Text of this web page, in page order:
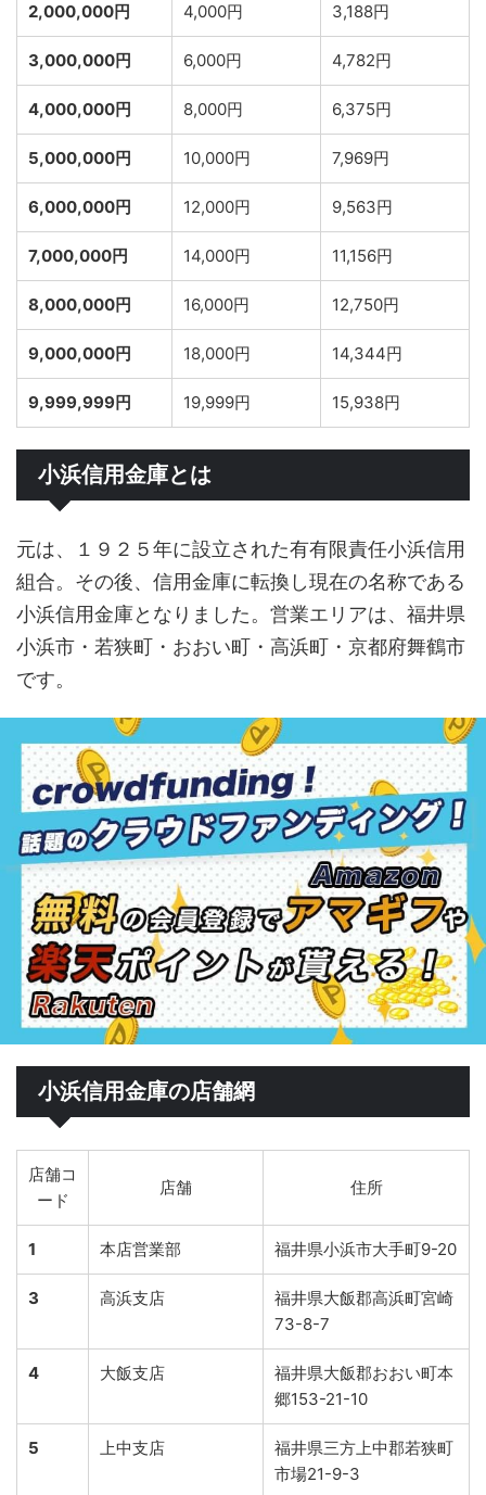
2,000,000円 4,000円 3,188円
3,000,000円 6,000円 4,782円
4,000,000円 8,000円 6,375円
5,000,000円 10,000円 7,969円
6,000,000円 12,000円 9,563円
7,000,000円 14,000円 11,156円
8,000,000円 16,000円 12,750円
9,000,000円 18,000円 14,344円
9,999,999円 19,999円 15,938円
小浜信用金庫とは
元は、１９２５年に設立された有有限責任小浜信用
組合。その後、信用金庫に転換し現在の名称である
小浜信用金庫となりました。営業エリアは、福井県
小浜市・若狭町・おおい町・高浜町・京都府舞鶴市
です。
小浜信用金庫の店舗網
店舗コ
ード
店舗 住所
1 本店営業部 福井県小浜市大手町9-20
3 高浜支店
福井県大飯郡高浜町宮崎
73-8-7
4 大飯支店
福井県大飯郡おおい町本
郷153-21-10
5 上中支店
福井県三方上中郡若狭町
市場21-9-3